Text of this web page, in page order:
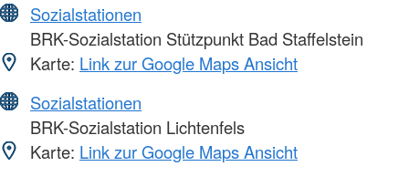
Sozialstationen
BRK-Sozialstation Stützpunkt Bad Staffelstein
Karte: Link zur Google Maps Ansicht
Sozialstationen
BRK-Sozialstation Lichtenfels
Karte: Link zur Google Maps Ansicht